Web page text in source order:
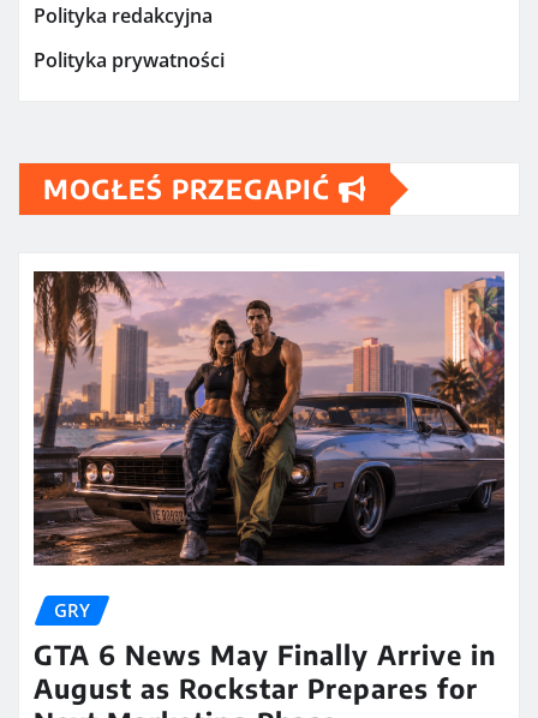
Polityka redakcyjna
Polityka prywatności
MOGŁEŚ PRZEGAPIĆ
GRY
GTA 6 News May Finally Arrive in
August as Rockstar Prepares for